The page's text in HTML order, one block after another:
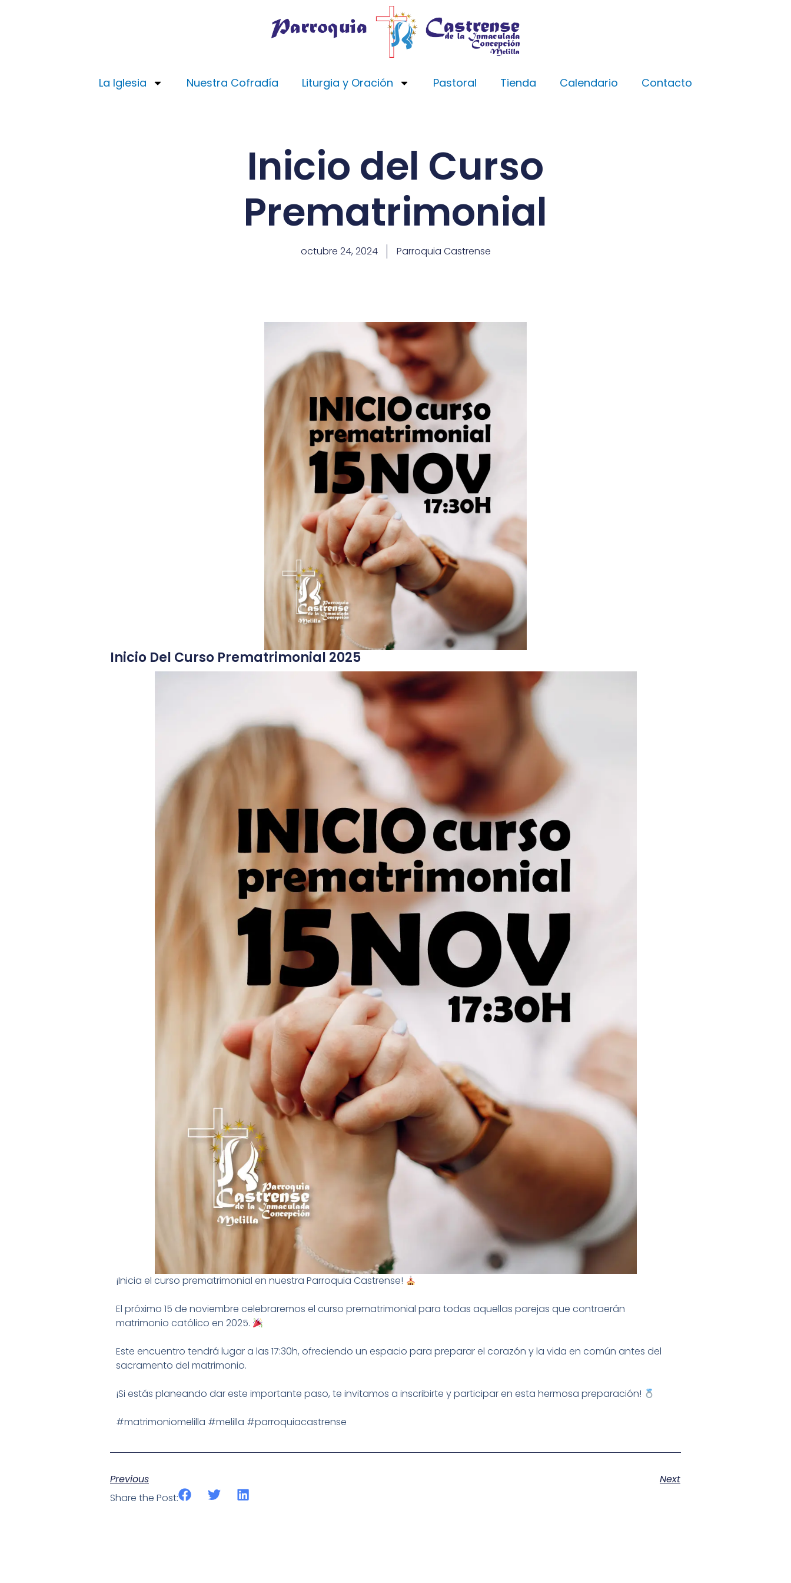
La Iglesia Nuestra Cofradía Liturgia y Oración Pastoral Tienda Calendario Contacto
Inicio del Curso
Prematrimonial
octubre 24, 2024 Parroquia Castrense
Inicio Del Curso Prematrimonial 2025
¡Inicia el curso prematrimonial en nuestra Parroquia Castrense!
El próximo 15 de noviembre celebraremos el curso prematrimonial para todas aquellas parejas que contraerán
matrimonio católico en 2025.
Este encuentro tendrá lugar a las 17:30h, ofreciendo un espacio para preparar el corazón y la vida en común antes del
sacramento del matrimonio.
¡Si estás planeando dar este importante paso, te invitamos a inscribirte y participar en esta hermosa preparación!
#matrimoniomelilla #melilla #parroquiacastrense
Previous
Next
Share the Post: